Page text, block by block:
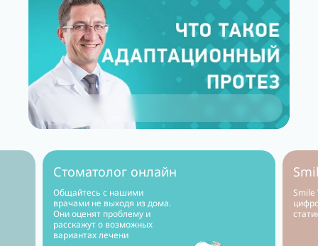
Стоматолог онлайн
Общайтесь с нашими
врачами не выходя из дома.
Они оценят проблему и
расскажут о возможных
вариантах лечени
Smile